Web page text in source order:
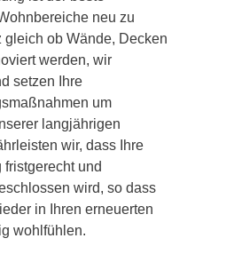
neu zu
gleich ob Wände, Decken
werden, wir
setzen Ihre
um
langjährigen
wir, dass Ihre
fristgerecht und
wird, so dass
in Ihren erneuerten
wohlfühlen.